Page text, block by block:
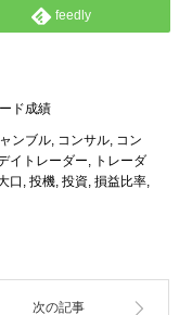
feedly
ド成績
ンブル, コンサル, コン
イトレーダー, トレーダ
口 , 投機, 投資, 損益比率,
次の記事